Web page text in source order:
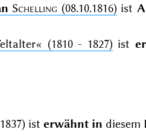
Schelling (08.10.1816)ist
(1810 - 1827)ist
ist erwähnt in diesem